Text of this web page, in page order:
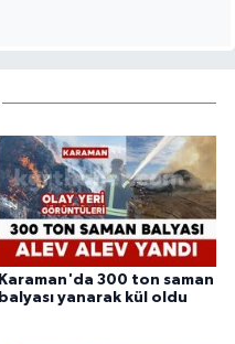
Karaman'da 300 ton saman
balyası yanarak kül oldu